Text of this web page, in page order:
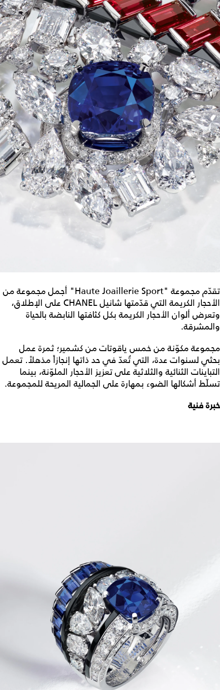
تقدّم مجموعة "Haute Joaillerie Sport" أجمل مجموعة من
الأحجار الكريمة التي قدّمتها شانيل CHANEL على الإطلاق،
وتعرض ألوان الأحجار الكريمة بكل كثافتها النابضة بالحياة
والمشرقة.
مجموعة مكوّنة من خمس ياقوتات من كشمير؛ ثمرة عمل
بحثي لسنوات عدة، التي تُعدّ في حد ذاتها إنجازاً مذهلاً. تعمل
التباينات الثنائية والثلاثية على تعزيز الأحجار الملوّنة، بينما
تسلّط أشكالها الضوء بمهارة على الجمالية المريحة للمجموعة.
خبرة فنية